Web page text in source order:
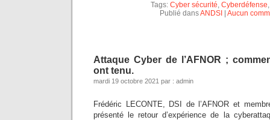
Tags: Cyber sécurité, Cyberdéfense
Publié dansANDSI Aucun
Attaque Cyber de l’AFNOR ;
ont tenu.
mardi 19 octobre 2021 par : admin
Frédéric LECONTE, DSI de l’AFNOR et
présenté le retour d’expérience de la